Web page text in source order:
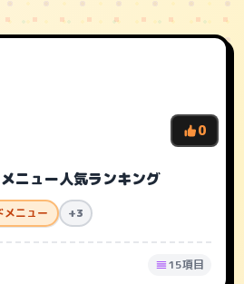
0
ニュー人気ランキング
メニュー +3
15項目